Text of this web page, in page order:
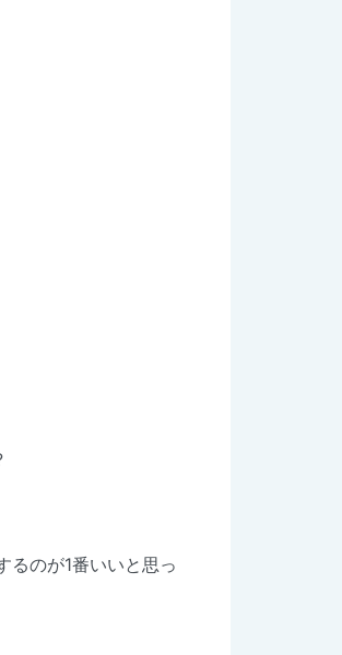
るのが1番いいと思っ